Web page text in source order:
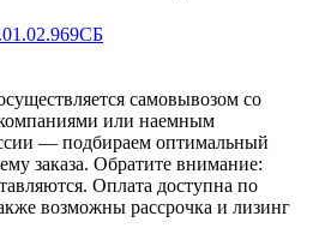
самовывозом со
или наемным
— подбираем оптимальный
заказа. Обратите внимание:
Оплата доступна по
возможны рассрочка и лизинг